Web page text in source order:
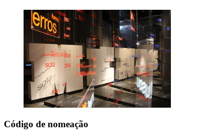
Código de nomeação